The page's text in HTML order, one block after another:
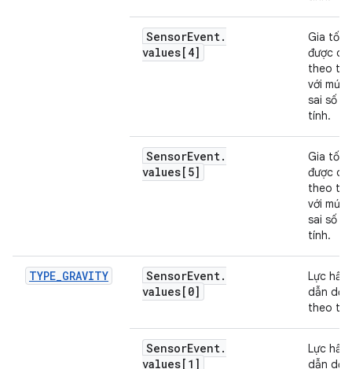
SensorEvent.
values[4]
Gia tốc
được
theo
với mức
sai số
tính.
SensorEvent.
values[5]
Gia tốc
được
theo
với mức
sai số
tính.
TYPE_GRAVITY SensorEvent.
values[0]
Lực hấp
dẫn dọc
theo
SensorEvent.
values[1]
Lực hấp
dẫn dọc